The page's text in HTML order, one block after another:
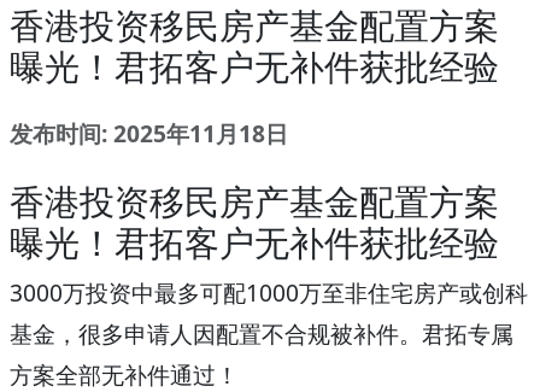
香港投资移民房产基金配置方案
曝光！君拓客户无补件获批经验
发布时间: 2025年11月18日
香港投资移民房产基金配置方案
曝光！君拓客户无补件获批经验
3000万投资中最多可配1000万至非住宅房产或创科
基金，很多申请人因配置不合规被补件。君拓专属
方案全部无补件通过！